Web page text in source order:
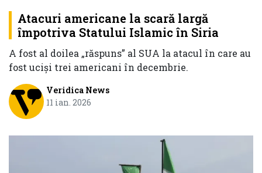
Atacuri americane la scară largă
împotriva Statului Islamic în Siria
A fost al doilea „răspuns” al SUA la atacul în care au
fost uciși trei americani în decembrie.
Veridica News
11 ian. 2026